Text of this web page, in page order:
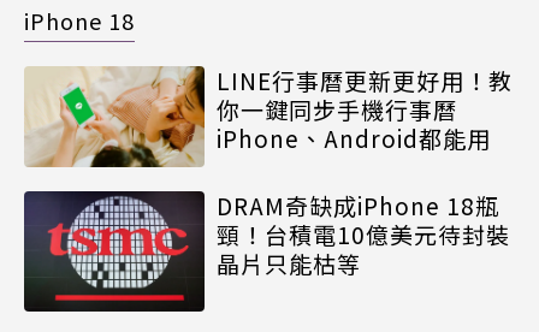
iPhone 18
LINE行事曆更新更好用！教
你一鍵同步手機行事曆
iPhone、Android都能用
DRAM奇缺成iPhone 18瓶
頸！台積電10億美元待封裝
晶片只能枯等